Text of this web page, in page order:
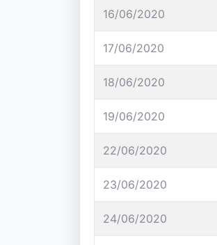
16/06/2020
17/06/2020
18/06/2020
19/06/2020
22/06/2020
23/06/2020
24/06/2020